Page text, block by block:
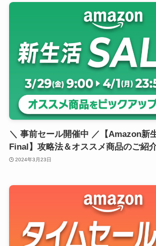
＼ 事前セール開催中 ／【Amazon新
Final】攻略法＆オススメ商品のご紹
2024年3月23日